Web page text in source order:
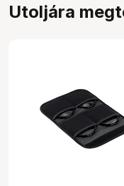
Utoljára